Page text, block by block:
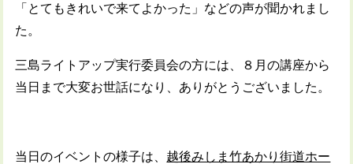
「とてもきれいで来てよかった」などの声が聞かれまし
た。
三島ライトアップ実行委員会の方には、８月の講座から
当日まで大変お世話になり、ありがとうございました。
当日のイベントの様子は、 越後みしま竹あかり街道ホー